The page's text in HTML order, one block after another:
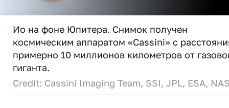
Ио на фоне Юпитера. Снимок получен
космическим аппаратом «Cassini» с
примерно 10 миллионов километров от
гиганта.
Credit: Cassini Imaging Team, SSI, JPL, ESA,